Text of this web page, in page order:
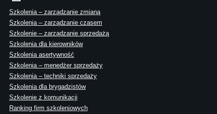
Szkolenia – zarządzanie zmianą
Szkolenia – zarządzanie czasem
Szkolenie – zarządzanie sprzedażą
Szkolenia dla kierowników
Szkolenia asertywność
Szkolenia – menedżer sprzedaży
Szkolenia – techniki sprzedaży
Szkolenia dla brygadzistów
Szkolenie z komunikacji
Ranking firm szkoleniowych